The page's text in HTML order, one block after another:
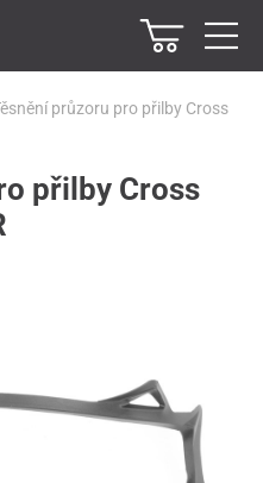
průzoru pro přilby Cross
přilby Cross